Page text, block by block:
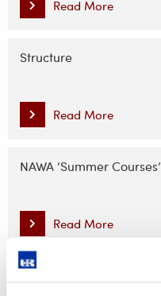
Read More
Structure
Read More
NAWA ‘Summer Courses’
Read More